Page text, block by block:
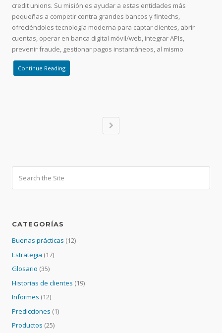
credit unions. Su misión es ayudar a estas entidades más
pequeñas a competir contra grandes bancos y fintechs,
ofreciéndoles tecnología moderna para captar clientes, abrir
cuentas, operar en banca digital móvil/web, integrar APIs,
prevenir fraude, gestionar pagos instantáneos, al mismo
Continue Reading
CATEGORÍAS
Buenas prácticas (12)
Estrategia (17)
Glosario (35)
Historias de clientes (19)
Informes (12)
Predicciones (1)
Productos (25)